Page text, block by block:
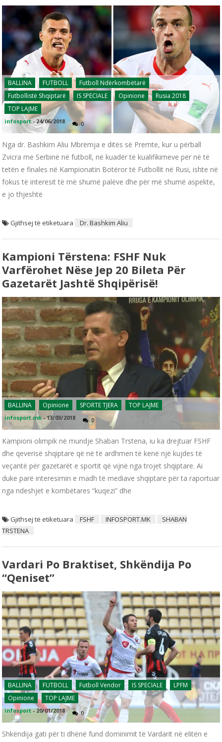
BALLINA FUTBOLL
Futboll Ndërkombëtarë
Futbollistë Shqiptarë
IS SPECIALE Opinione
Rusia 2018
TOP LAJME
infosport - 24/06/2018 0
Nga dr. Bashkim Aliu Mbrëmja e ditës së Premte, kur u përball
Zvicra me Serbinë në futboll, në kuadër të kualifikimeve për në të
tetën e finales në Kampionatin Botëror të Futbollit në Rusi, ishte në
fokus të interesit të më shumë palëve dhe për më shumë aspekte,
e jo thjeshtë
Gjithsej të etiketuara Dr. Bashkim Aliu
Kampioni Tërstena: FSHF Nuk
Varfërohet Nëse Jep 20 Bileta Për
Gazetarët Jashtë Shqipërisë!
BALLINA Opinione SPORTE TJERA TOP LAJME
infosport.mk -13/03/2018 0
Kampioni olimpik në mundje Shaban Trstena, iu ka drejtuar FSHF
dhe qeverisë shqiptare që në të ardhmen të kenë një kujdes të
veçantë për gazetarët e sportit që vijnë nga trojet shqiptare. Ai
duke parë interesimin e madh të mediave shqiptare për ta raportuar
nga ndeshjet e kombëtares “kuqezi” dhe
Gjithsej të etiketuara FSHF INFOSPORT.MK
SHABAN
TRSTENA
Vardari Po Braktiset, Shkëndija Po
“qeniset”
BALLINA FUTBOLL Futboll Vendor IS SPECIALE
LPFM
Opinione
TOP LAJME
infosport -20/01/2018 0
Shkëndija gati për ti dhënë fund dominimit të Vardarit në elitën e